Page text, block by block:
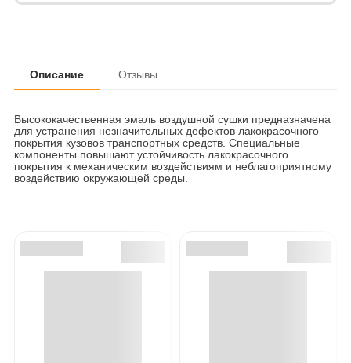
Описание Отзывы
Высококачественная эмаль воздушной сушки предназначена
для устранения незначительных дефектов лакокрасочного
покрытия кузовов транспортных средств. Специальные
компоненты повышают устойчивость лакокрасочного
покрытия к механическим воздействиям и неблагоприятному
воздействию окружающей среды.